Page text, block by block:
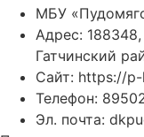
МБУ
Адрес:
Гатчинский
Сайт: https://p-
Телефон:
Эл. почта: